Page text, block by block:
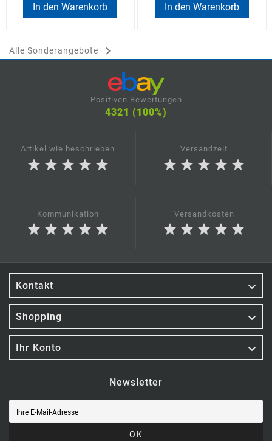
In den Warenkorb In den Warenkorb
Alle Sonderangebote 
Positiven Bewertungen
4321 (100%)
Artikel wie beschrieben
star star star star star
Versandzeit
star star star star star
Kommunikation
star star star star star
Versandkosten
star star star star star
Kontakt 
Shopping 
Ihr Konto 
Newsletter
OK